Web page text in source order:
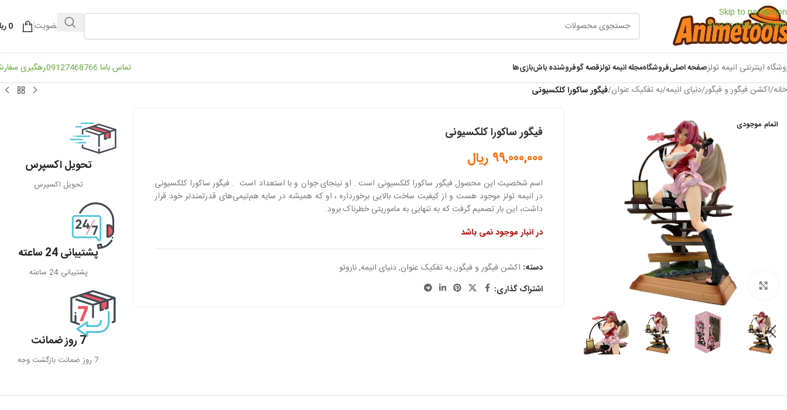
Skip to navigation
Skip to main content
ورود / عضویت 0
اینترنتی انیمه تولزصفحه اصلیفروشگاهمجله انیمه تولزقصه گوفروشنده باشبازی‌ها تماس باما 09127468766
رهگیری
خانه/اکشن فیگور و فیگور/دنیای انیمه/به تفکیک عنوان/فیگور ساکورا کلکسیونی
اتمام موجودی
بزرگنمایی تصویر
فیگور ساکورا کلکسیونی
99,000,000 ریال
اسم شخصیت این محصول فیگور ساکورا کلکسیونی است . او نینجای جوان و با استعداد است . فیگور ساکورا کلکسیونی
در انیمه تولز موجود هست و از کیفیت ساخت بالایی برخورداره ، او که همیشه در سایه هم‌تیمی‌های قدرتمندتر خود قرار
داشت، این بار تصمیم گرفت که به تنهایی به ماموریتی خطرناک برود.
در انبار موجود نمی باشد
دسته: اکشن فیگور و فیگور,به تفکیک عنوان,دنیای انیمه,ناروتو
اشتراک گذاری:
تحویل اکسپرس
تحویل اکسپرس
پشتیبانی 24 ساعته
پشتیبانی 24 ساعته
7 روز ضمانت
7 روز ضمانت بازگشت وجه